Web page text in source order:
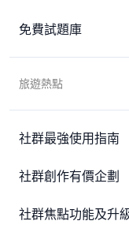
免費試題庫
旅遊熱點
社群最強使用指南
社群創作有價企劃
社群焦點功能及升